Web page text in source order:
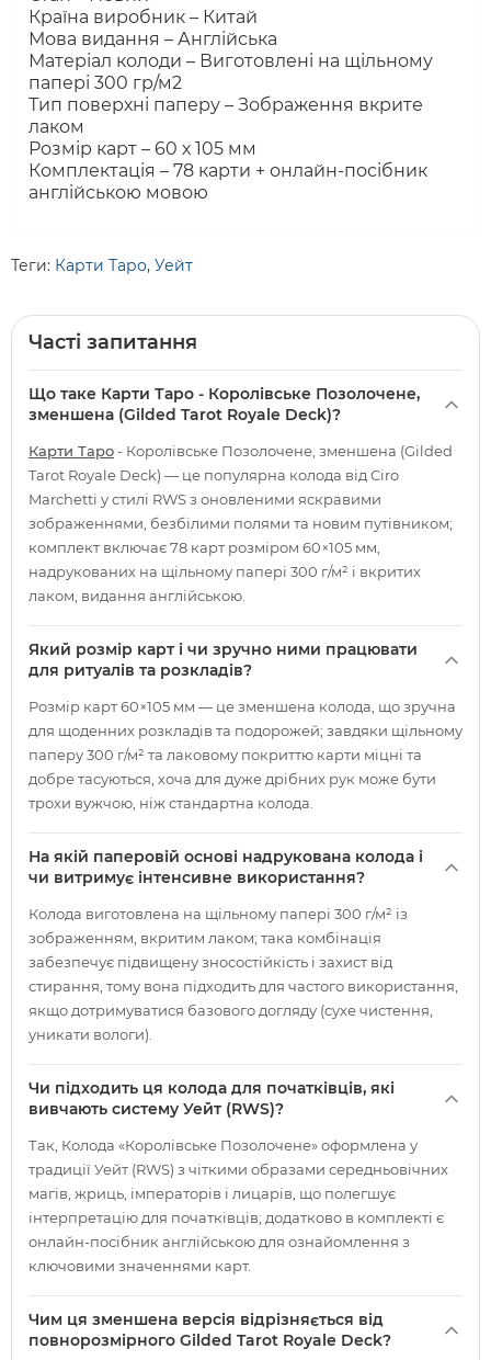
Країна виробник – Китай
Мова видання – Англійська
Матеріал колоди – Виготовлені на щільному
папері 300 гр/м2
Тип поверхні паперу – Зображення вкрите
лаком
Розмір карт – 60 х 105 мм
Комплектація – 78 карти + онлайн-посібник
англійською мовою
Теги: Карти Таро, Уейт
Часті запитання
Що таке Карти Таро - Королівське Позолочене,
зменшена (Gilded Tarot Royale Deck)?
Карти Таро- Королівське Позолочене, зменшена (Gilded
Tarot Royale Deck) — це популярна колода від Ciro
Marchetti у стилі RWS з оновленими яскравими
зображеннями, безбілими полями та новим путівником;
комплект включає 78 карт розміром 60×105 мм,
надрукованих на щільному папері 300 г/м² і вкритих
лаком, видання англійською.
Який розмір карт і чи зручно ними працювати
для ритуалів та розкладів?
Розмір карт 60×105 мм — це зменшена колода, що зручна
для щоденних розкладів та подорожей; завдяки щільному
паперу 300 г/м² та лаковому покриттю карти міцні та
добре тасуються, хоча для дуже дрібних рук може бути
трохи вужчою, ніж стандартна колода.
На якій паперовій основі надрукована колода і
чи витримує інтенсивне використання?
Колода виготовлена на щільному папері 300 г/м² із
зображенням, вкритим лаком; така комбінація
забезпечує підвищену зносостійкість і захист від
стирання, тому вона підходить для частого використання,
якщо дотримуватися базового догляду (сухе чистення,
уникати вологи).
Чи підходить ця колода для початківців, які
вивчають систему Уейт (RWS)?
Так, Колода «Королівське Позолочене» оформлена у
традиції Уейт (RWS) з чіткими образами середньовічних
магів, жриць, імператорів і лицарів, що полегшує
інтерпретацію для початківців; додатково в комплекті є
онлайн-посібник англійською для ознайомлення з
ключовими значеннями карт.
Чим ця зменшена версія відрізняється від
повнорозмірного Gilded Tarot Royale Deck?